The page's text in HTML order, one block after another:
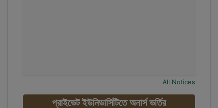
All Notices
প্রাইভেট ইউনিভার্সিটিতে অনার্স ভর্তির